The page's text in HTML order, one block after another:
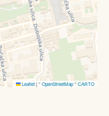
Leaflet|©OpenStreetMap©CARTO